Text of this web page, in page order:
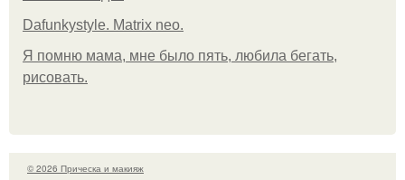
Dafunkystyle. Matrix neo.
Я помню мама, мне было пять, любила бегать,
рисовать.
© 2026 Прическа и макияж